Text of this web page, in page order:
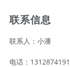
联系信息
联系人：小潘
电话：